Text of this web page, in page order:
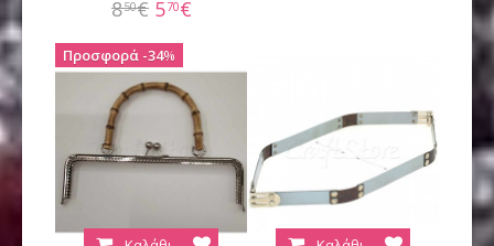
850€ 570€
34%